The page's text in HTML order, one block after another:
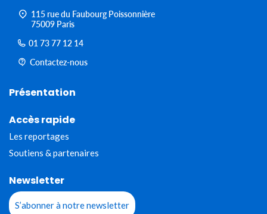
115 rue du Faubourg Poissonnière
75009 Paris
01 73 77 12 14
Contactez-nous
Présentation
Accès rapide
Les reportages
Soutiens & partenaires
Newsletter
S’abonner à notre newsletter